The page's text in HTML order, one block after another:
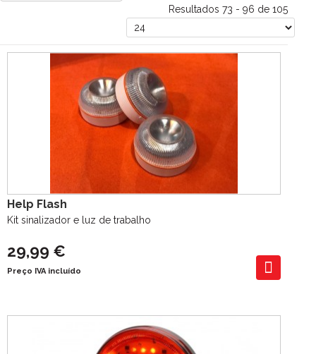
Resultados 73 - 96 de 105
Help Flash
Kit sinalizador e luz de trabalho
29,99 €
Preço IVA incluído